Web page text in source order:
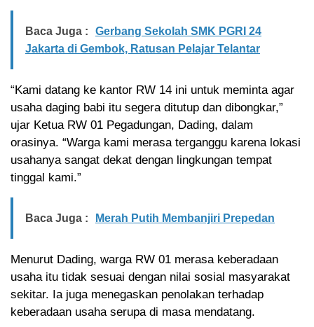
Baca Juga :
Gerbang Sekolah SMK PGRI 24
Jakarta di Gembok, Ratusan Pelajar Telantar
“Kami datang ke kantor RW 14 ini untuk meminta agar
usaha daging babi itu segera ditutup dan dibongkar,”
ujar Ketua RW 01 Pegadungan, Dading, dalam
orasinya. “Warga kami merasa terganggu karena lokasi
usahanya sangat dekat dengan lingkungan tempat
tinggal kami.”
Baca Juga : Merah Putih Membanjiri Prepedan
Menurut Dading, warga RW 01 merasa keberadaan
usaha itu tidak sesuai dengan nilai sosial masyarakat
sekitar. Ia juga menegaskan penolakan terhadap
keberadaan usaha serupa di masa mendatang.